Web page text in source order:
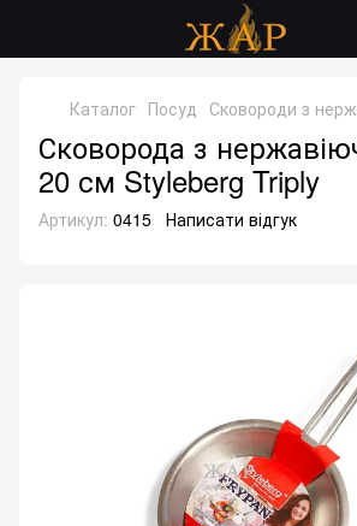
Каталог Посуд Сковороди з
Сковорода з
20 см Styleberg Triply
Артикул: 0415 Написати відгук